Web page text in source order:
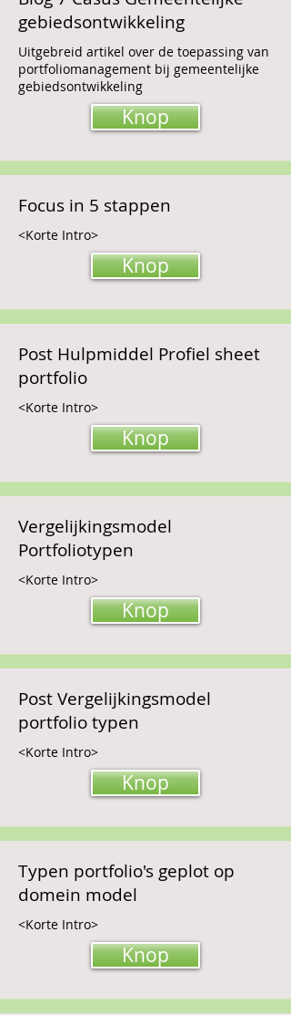
gebiedsontwikkeling
Uitgebreid artikel over de toepassing van
portfoliomanagement bij gemeentelijke
gebiedsontwikkeling
Knop
Focus in 5 stappen
<Korte Intro>
Knop
Post Hulpmiddel Profiel sheet
portfolio
<Korte Intro>
Knop
Vergelijkingsmodel
Portfoliotypen
<Korte Intro>
Knop
Post Vergelijkingsmodel
portfolio typen
<Korte Intro>
Knop
Typen portfolio's geplot op
domein model
<Korte Intro>
Knop